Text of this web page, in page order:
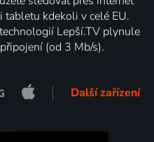
kdekoli v celé EU.
Lepší.TV plynule
(od 3 Mb/s).
Další zařízení